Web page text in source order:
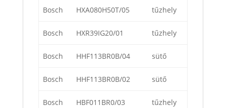
Bosch HXA080H50T/05 tűzhely
Bosch HXR39IG20/01 tűzhely
Bosch HHF113BR0B/04 sütő
Bosch HHF113BR0B/02 sütő
Bosch HBF011BR0/03 tűzhely